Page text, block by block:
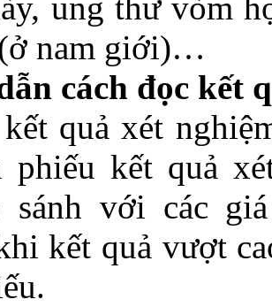
nam giới)…
cách đọc kết
quả xét
phiếu kết quả
sánh với các
kết quả vượt